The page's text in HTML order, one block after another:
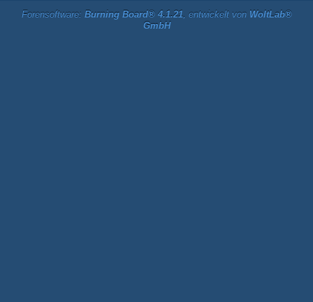
Forensoftware: Burning Board® 4.1.21, entwickelt von WoltLab®
GmbH